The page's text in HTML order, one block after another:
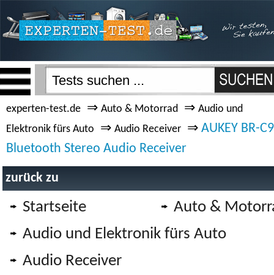
experten-test.de ⇒ Auto & Motorrad ⇒ Audio und
Elektronik fürs Auto
⇒ Audio Receiver ⇒ AUKEY BR-C9
Bluetooth Stereo Audio Receiver
zurück zu
Startseite
Auto &
Audio und Elektronik fürs Auto
Audio Receiver